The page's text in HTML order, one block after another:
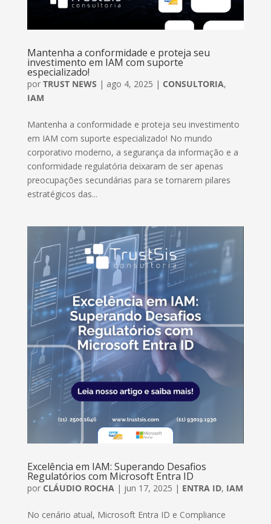
Mantenha a conformidade e proteja seu
investimento em IAM com suporte
especializado!
por TRUST NEWS | ago 4, 2025 | CONSULTORIA,
IAM
Mantenha a conformidade e proteja seu investimento
em IAM com suporte especializado! No mundo
corporativo moderno, a segurança da informação e a
conformidade regulatória deixaram de ser apenas
preocupações secundárias para se tornarem pilares
estratégicos das...
Excelência em IAM: Superando Desafios
Regulatórios com Microsoft Entra ID
por CLÁUDIO ROCHA | jun 17, 2025 | ENTRA ID, IAM
No cenário atual, Microsoft Entra ID e Compliance